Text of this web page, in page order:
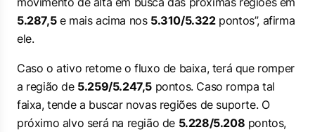
5.287,5e mais acima nos 5.310/5.322pontos”, afirma
ele.
Caso o ativo retome o fluxo de baixa, terá que romper
a região de 5.259/5.247,5 pontos. Caso rompa tal
faixa, tende a buscar novas regiões de suporte. O
próximo alvo será na região de 5.228/5.208 pontos,